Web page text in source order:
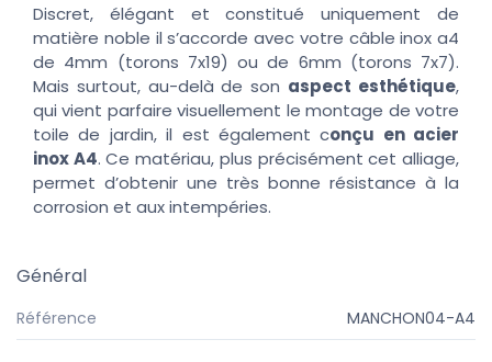
Discret, élégant et constitué uniquement de
matière noble il s’accorde avec votre câble inox a4
de 4mm (torons 7x19) ou de 6mm (torons 7x7).
Mais surtout, au-delà de son aspect esthétique,
qui vient parfaire visuellement le montage de votre
toile de jardin, il est également conçu en acier
inox A4. Ce matériau, plus précisément cet alliage,
permet d’obtenir une très bonne résistance à la
corrosion et aux intempéries.
Général
Référence MANCHON04-A4